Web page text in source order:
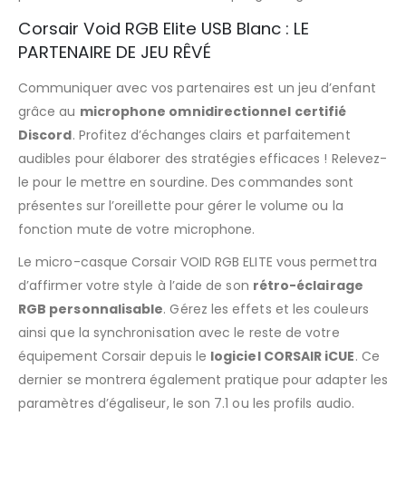
Corsair Void RGB Elite USB Blanc : LE
PARTENAIRE DE JEU RÊVÉ
Communiquer avec vos partenaires est un jeu d’enfant
grâce au microphone omnidirectionnel certifié
Discord. Profitez d’échanges clairs et parfaitement
audibles pour élaborer des stratégies efficaces ! Relevez-
le pour le mettre en sourdine. Des commandes sont
présentes sur l’oreillette pour gérer le volume ou la
fonction mute de votre microphone.
Le micro-casque Corsair VOID RGB ELITE vous permettra
d’affirmer votre style à l’aide de son rétro-éclairage
RGB personnalisable. Gérez les effets et les couleurs
ainsi que la synchronisation avec le reste de votre
équipement Corsair depuis le logiciel CORSAIR iCUE. Ce
dernier se montrera également pratique pour adapter les
paramètres d’égaliseur, le son 7.1 ou les profils audio.